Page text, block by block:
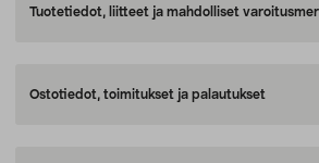
Tuotetiedot, liitteet ja mahdolliset
Ostotiedot, toimitukset ja palautukset